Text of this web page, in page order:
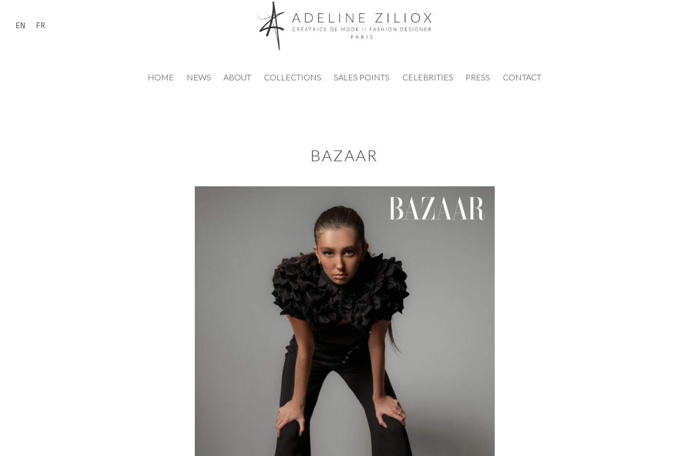
FR
EN
HOME NEWS ABOUT COLLECTIONS SALES POINTS CELEBRITIES PRESS CONTACT
BAZAAR